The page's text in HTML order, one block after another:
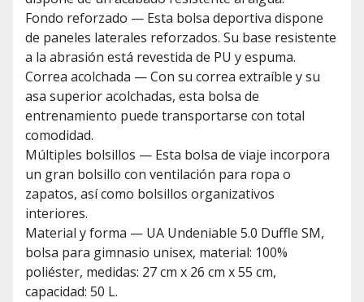
Fondo reforzado — Esta bolsa deportiva dispone
de paneles laterales reforzados. Su base resistente
a la abrasión está revestida de PU y espuma.
Correa acolchada — Con su correa extraíble y su
asa superior acolchadas, esta bolsa de
entrenamiento puede transportarse con total
comodidad.
Múltiples bolsillos — Esta bolsa de viaje incorpora
un gran bolsillo con ventilación para ropa o
zapatos, así como bolsillos organizativos
interiores.
Material y forma — UA Undeniable 5.0 Duffle SM,
bolsa para gimnasio unisex, material: 100%
poliéster, medidas: 27 cm x 26 cm x 55 cm,
capacidad: 50 L.